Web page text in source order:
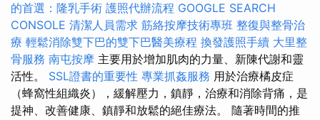
的首選：隆乳手術 護照代辦流程 GOOGLE SEARCH
CONSOLE 清潔人員需求 筋絡按摩技術專班 整復與整骨治
療 輕鬆消除雙下巴的雙下巴醫美療程 換發護照手續 大里整
骨服務 南屯按摩 主要用於增加肌肉的力量、新陳代謝和靈
活性。 SSL證書的重要性 專業抓姦服務 用於治療橘皮症
（蜂窩性組織炎），緩解壓力，鎮靜，治療和消除背痛，是
提神、改善健康、鎮靜和放鬆的絕佳療法。 隨著時間的推